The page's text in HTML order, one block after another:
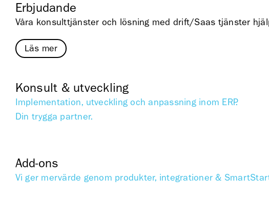
Erbjudande
Våra konsulttjänster och lösning med drift/Saas tjänster
Läs mer
Konsult & utveckling
Implementation, utveckling och anpassning inom ERP.
Din trygga partner.
Add-ons
Vi ger mervärde genom produkter, integrationer &